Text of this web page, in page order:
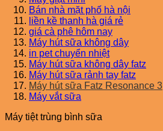
Bán nhà mặt phố hà nội
liền kề thanh hà giá rẻ
giá cà phê hôm nay
Máy hút sữa không dây
in pet chuyển nhiệt
Máy hút sữa không dây fatz
Máy hút sữa rảnh tay fatz
Máy hút sữa Fatz Resonance 3
Máy vắt sữa
Máy tiệt trùng bình sữa